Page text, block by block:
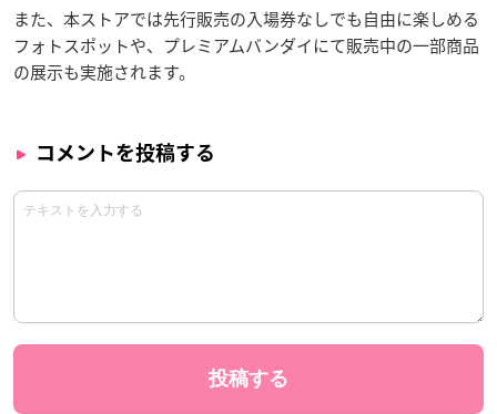
また、本ストアでは先行販売の入場券なしでも自由に楽しめる
フォトスポットや、プレミアムバンダイにて販売中の一部商品
の展示も実施されます。
コメントを投稿する